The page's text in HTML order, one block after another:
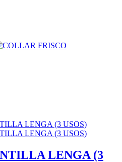
LENGA (3